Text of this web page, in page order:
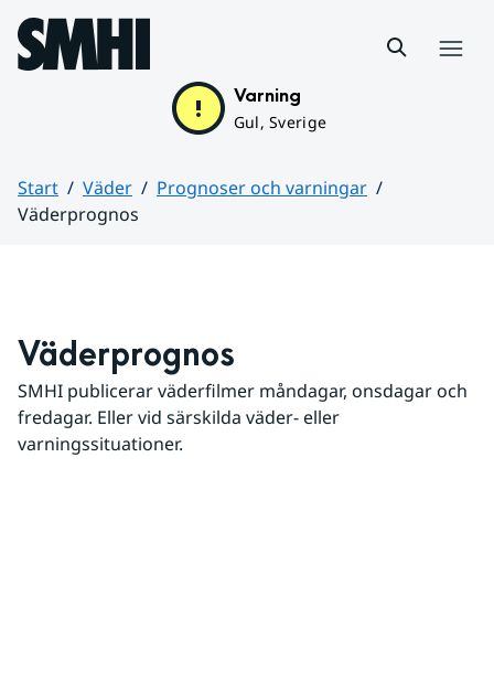
Hoppa till sidans innehåll
Varning
Gul, Sverige
Start Väder
Prognoser och varningar
Väderprognos
Väderprognos
SMHI publicerar väderfilmer måndagar, onsdagar och
fredagar. Eller vid särskilda väder- eller
varningssituationer.